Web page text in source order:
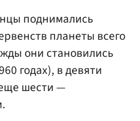
поднимались
планеты всего
они становились
годах), в девяти
шести —